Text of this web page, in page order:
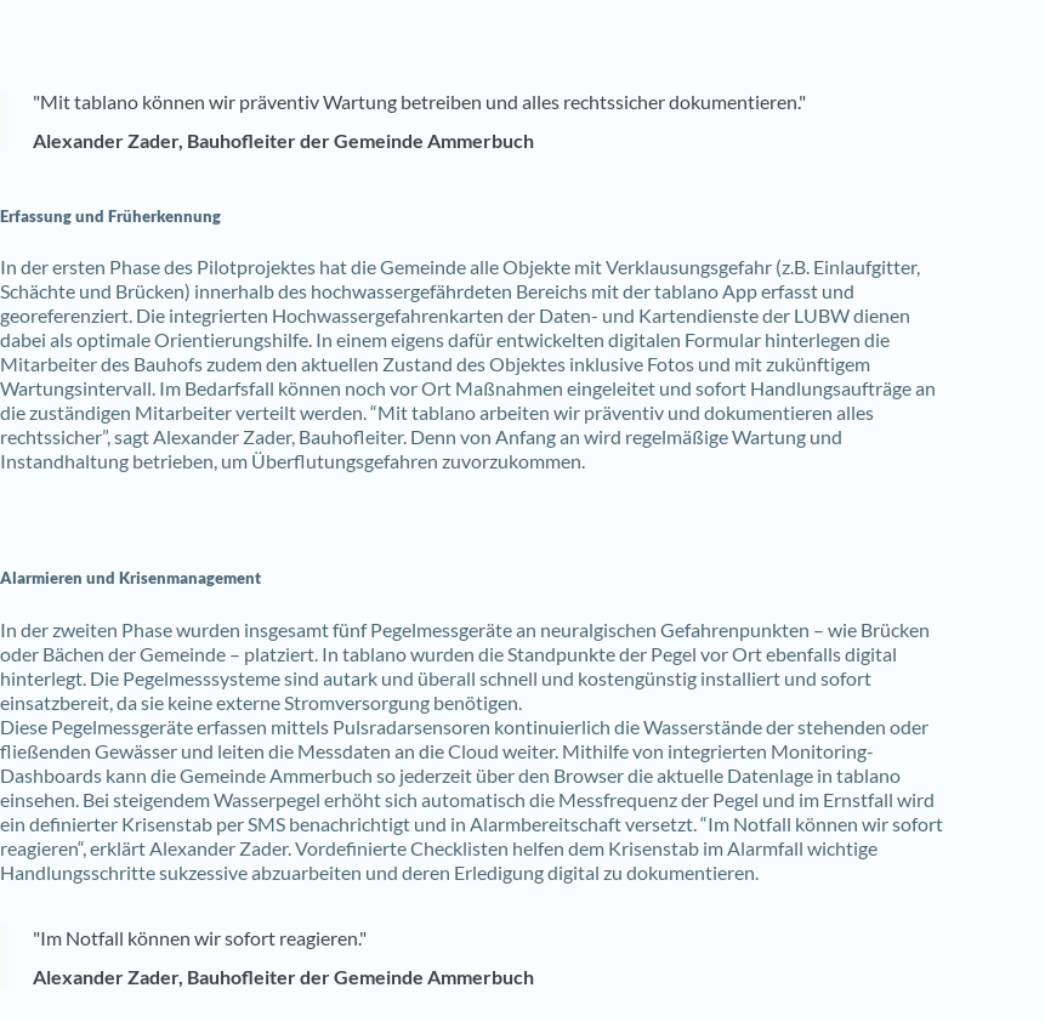
"Mit tablano können wir präventiv Wartung betreiben und alles rechtssicher dokumentieren."
Alexander Zader, Bauhofleiter der Gemeinde Ammerbuch
Erfassung und Früherkennung
In der ersten Phase des Pilotprojektes hat die Gemeinde alle Objekte mit Verklausungsgefahr (z.B. Einlaufgitter,
Schächte und Brücken) innerhalb des hochwassergefährdeten Bereichs mit der tablano App erfasst und
georeferenziert. Die integrierten Hochwassergefahrenkarten der Daten- und Kartendienste der LUBW dienen
dabei als optimale Orientierungshilfe. In einem eigens dafür entwickelten digitalen Formular hinterlegen die
Mitarbeiter des Bauhofs zudem den aktuellen Zustand des Objektes inklusive Fotos und mit zukünftigem
Wartungsintervall. Im Bedarfsfall können noch vor Ort Maßnahmen eingeleitet und sofort Handlungsaufträge an
die zuständigen Mitarbeiter verteilt werden.“Mit tablano arbeiten wir präventiv und dokumentieren alles
rechtssicher”, sagt Alexander Zader, Bauhofleiter. Denn von Anfang an wird regelmäßige Wartung und
Instandhaltung betrieben, um Überflutungsgefahren zuvorzukommen.
Alarmieren und Krisenmanagement
In der zweiten Phase wurden insgesamt fünf Pegelmessgeräte an neuralgischen Gefahrenpunkten – wie Brücken
oder Bächen der Gemeinde – platziert. In tablano wurden die Standpunkte der Pegel vor Ort ebenfalls digital
hinterlegt. Die Pegelmesssysteme sind autark und überall schnell und kostengünstig installiert und sofort
einsatzbereit, da sie keine externe Stromversorgung benötigen.
Diese Pegelmessgeräte erfassen mittels Pulsradarsensoren kontinuierlich die Wasserstände der stehenden oder
fließenden Gewässer und leiten die Messdaten an die Cloud weiter. Mithilfe von integrierten Monitoring-
Dashboards kann die Gemeinde Ammerbuch so jederzeit über den Browser die aktuelle Datenlage in tablano
einsehen. Bei steigendem Wasserpegel erhöht sich automatisch die Messfrequenz der Pegel und im Ernstfall wird
ein definierter Krisenstab per SMS benachrichtigt und in Alarmbereitschaft versetzt. “Im Notfall können wir sofort
reagieren“, erklärt Alexander Zader. Vordefinierte Checklisten helfen dem Krisenstab im Alarmfall wichtige
Handlungsschritte sukzessive abzuarbeiten und deren Erledigung digital zu dokumentieren.
"Im Notfall können wir sofort reagieren."
Alexander Zader, Bauhofleiter der Gemeinde Ammerbuch